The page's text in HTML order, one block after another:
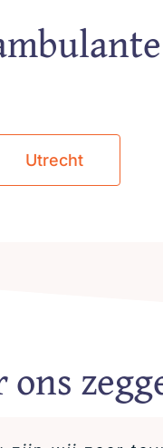
Utrecht